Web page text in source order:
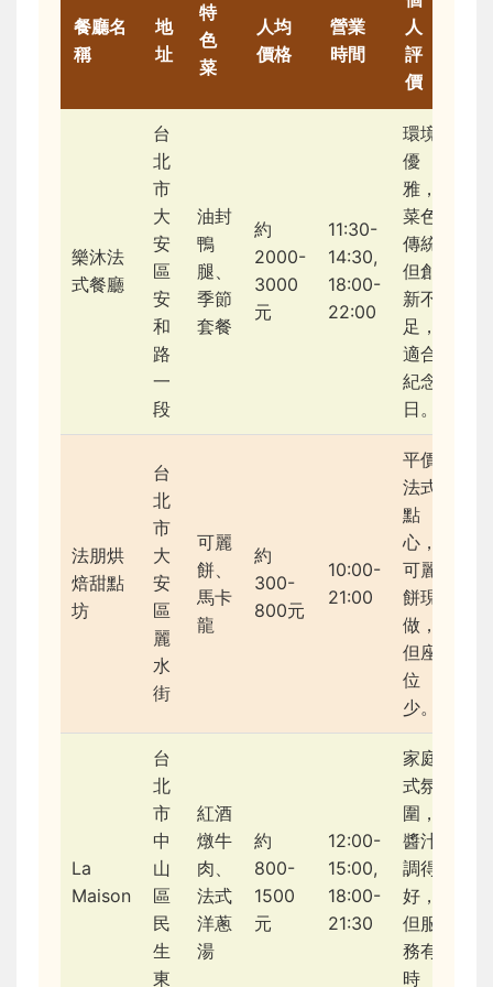
餐廳名
稱
地
址
特
色
菜
人均
價格
營業
時間
人
評
價
樂沐法
式餐廳
台
北
市
大
安
區
安
和
路
一
段
油封
鴨
腿、
季節
套餐
約
2000-
3000
元
11:30-
14:30,
18:00-
22:00
環境
優
雅，
菜色
傳統
但創
新不
足，
適合
紀念
日。
法朋烘
焙甜點
坊
台
北
市
大
安
區
麗
水
街
可麗
餅、
馬卡
龍
約
300-
800元
10:00-
21:00
平價
法式
點
心，
可麗
餅現
做，
但座
位
少。
La
Maison
台
北
市
中
山
區
民
生
東
紅酒
燉牛
肉、
法式
洋蔥
湯
約
800-
1500
元
12:00-
15:00,
18:00-
21:30
家庭
式氛
圍，
醬汁
調得
好，
但服
務有
時